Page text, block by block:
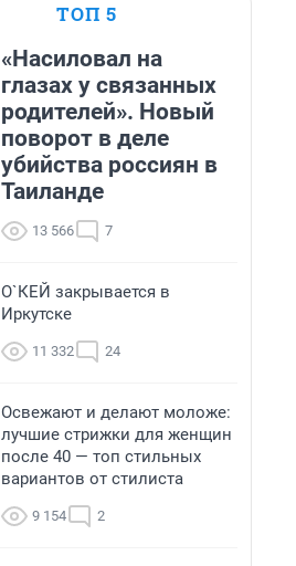
ТОП 5
«Насиловал на
глазах у связанных
родителей». Новый
поворот в деле
убийства россиян в
Таиланде
13 566 7
О`КЕЙ закрывается в
Иркутске
11 332 24
Освежают и делают моложе:
лучшие стрижки для женщин
после 40 — топ стильных
вариантов от стилиста
9 154 2